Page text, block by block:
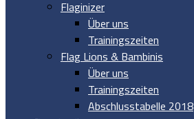
Flaginizer
Über uns
Trainingszeiten
Flag Lions & Bambinis
Über uns
Trainingszeiten
Abschlusstabelle 2018